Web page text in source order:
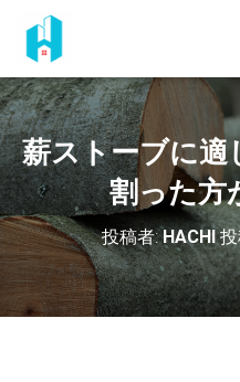
薪ストーブに適
割った方
投稿者:HACHI投